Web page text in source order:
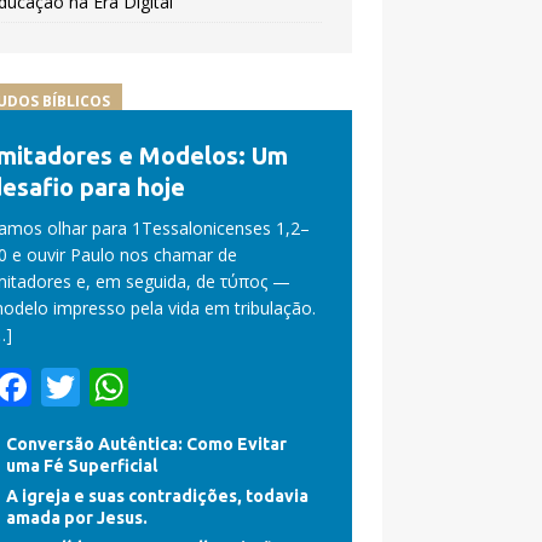
BÍBLICOS
e Modelos: Um
para hoje
olhar para 1Tessalonicenses 1,2–
e ouvir Paulo nos chamar de
e, em seguida, de τύπος —
impresso pela vida em tribulação.
F
e
b
T
w
itt
er
W
h
at
s
Conversão Autêntica: Como Evitar
uma Fé Superficial
A igreja e suas contradições, todavia
amada por Jesus.